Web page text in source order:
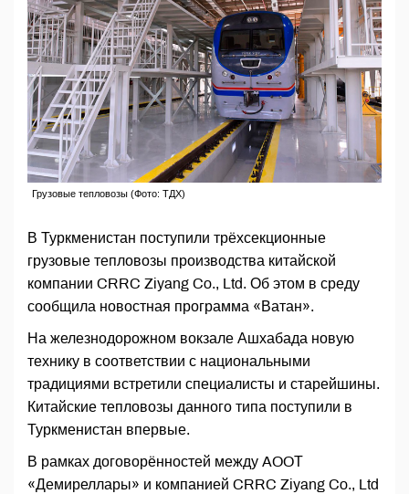
Грузовые тепловозы (Фото: ТДХ)
В Туркменистан поступили трёхсекционные
грузовые тепловозы производства китайской
компании CRRC Ziyang Co., Ltd. Об этом в среду
сообщила новостная программа «Ватан».
На железнодорожном вокзале Ашхабада новую
технику в соответствии с национальными
традициями встретили специалисты и старейшины.
Китайские тепловозы данного типа поступили в
Туркменистан впервые.
В рамках договорённостей между AOOТ
«Демиреллары» и компанией CRRC Ziyang Co., Ltd